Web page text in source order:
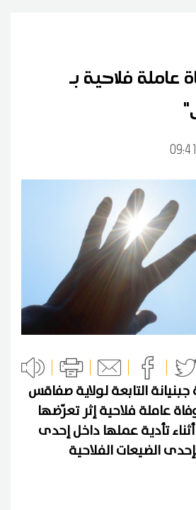
فلاحية بـ
التابعة لولاية صفاقس
عاملة فلاحية إثر تعرّضها
تأدية عملها داخل إحدى
الضيعات الفلاحية